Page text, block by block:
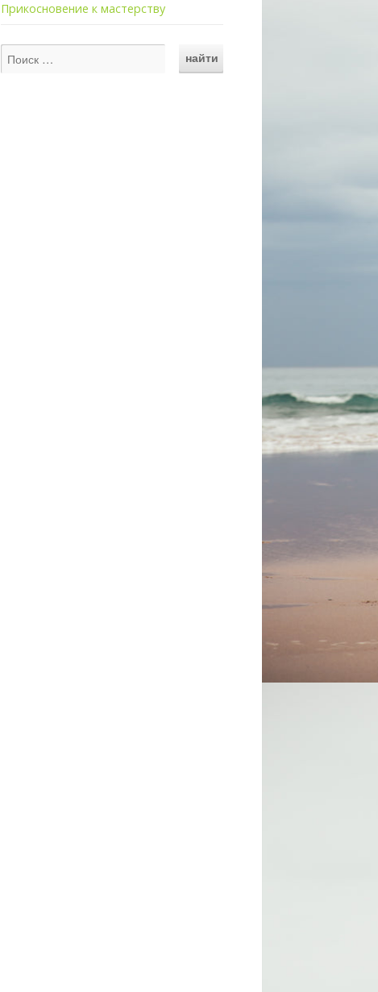
Прикосновение к мастерству